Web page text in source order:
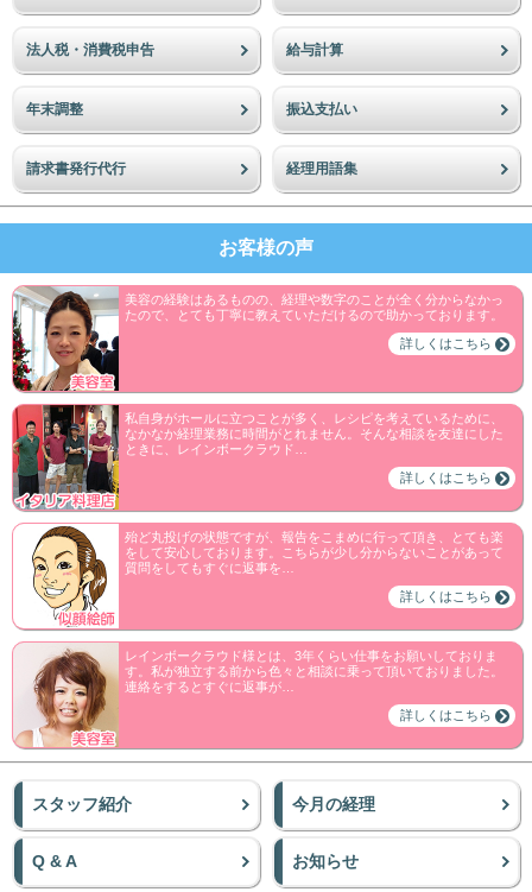
法人税・消費税申告 給与計算
年末調整 振込支払い
請求書発行代行 経理用語集
お客様の声
美容の経験はあるものの、経理や数字のことが全く分からなかっ
たので、とても丁寧に教えていただけるので助かっております。
詳しくはこちら
私自身がホールに立つことが多く、レシピを考えているために、
なかなか経理業務に時間がとれません。そんな相談を友達にした
ときに、レインボークラウド…
詳しくはこちら
殆ど丸投げの状態ですが、報告をこまめに行って頂き、とても楽
をして安心しております。こちらが少し分からないことがあって
質問をしてもすぐに返事を…
詳しくはこちら
レインボークラウド様とは、3年くらい仕事をお願いしておりま
す。私が独立する前から色々と相談に乗って頂いておりました。
連絡をするとすぐに返事が…
詳しくはこちら
スタッフ紹介 今月の経理
Q & A お知らせ